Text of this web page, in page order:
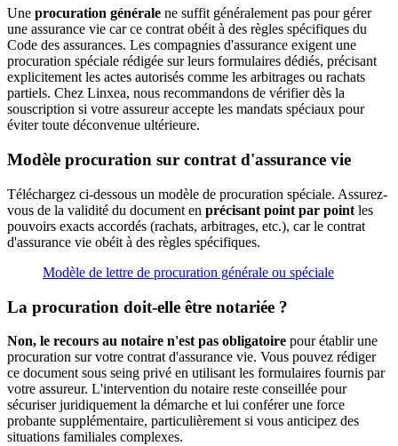
Une procuration générale ne suffit généralement pas pour gérer
une assurance vie car ce contrat obéit à des règles spécifiques du
Code des assurances. Les compagnies d'assurance exigent une
procuration spéciale rédigée sur leurs formulaires dédiés, précisant
explicitement les actes autorisés comme les arbitrages ou rachats
partiels. Chez Linxea, nous recommandons de vérifier dès la
souscription si votre assureur accepte les mandats spéciaux pour
éviter toute déconvenue ultérieure.
Modèle procuration sur contrat d'assurance vie
Téléchargez ci-dessous un modèle de procuration spéciale. Assurez-
vous de la validité du document en précisant point par point les
pouvoirs exacts accordés (rachats, arbitrages, etc.), car le contrat
d'assurance vie obéit à des règles spécifiques.
Modèle de lettre de procuration générale ou spéciale
La procuration doit-elle être notariée ?
Non, le recours au notaire n'est pas obligatoire pour établir une
procuration sur votre contrat d'assurance vie. Vous pouvez rédiger
ce document sous seing privé en utilisant les formulaires fournis par
votre assureur. L'intervention du notaire reste conseillée pour
sécuriser juridiquement la démarche et lui conférer une force
probante supplémentaire, particulièrement si vous anticipez des
situations familiales complexes.